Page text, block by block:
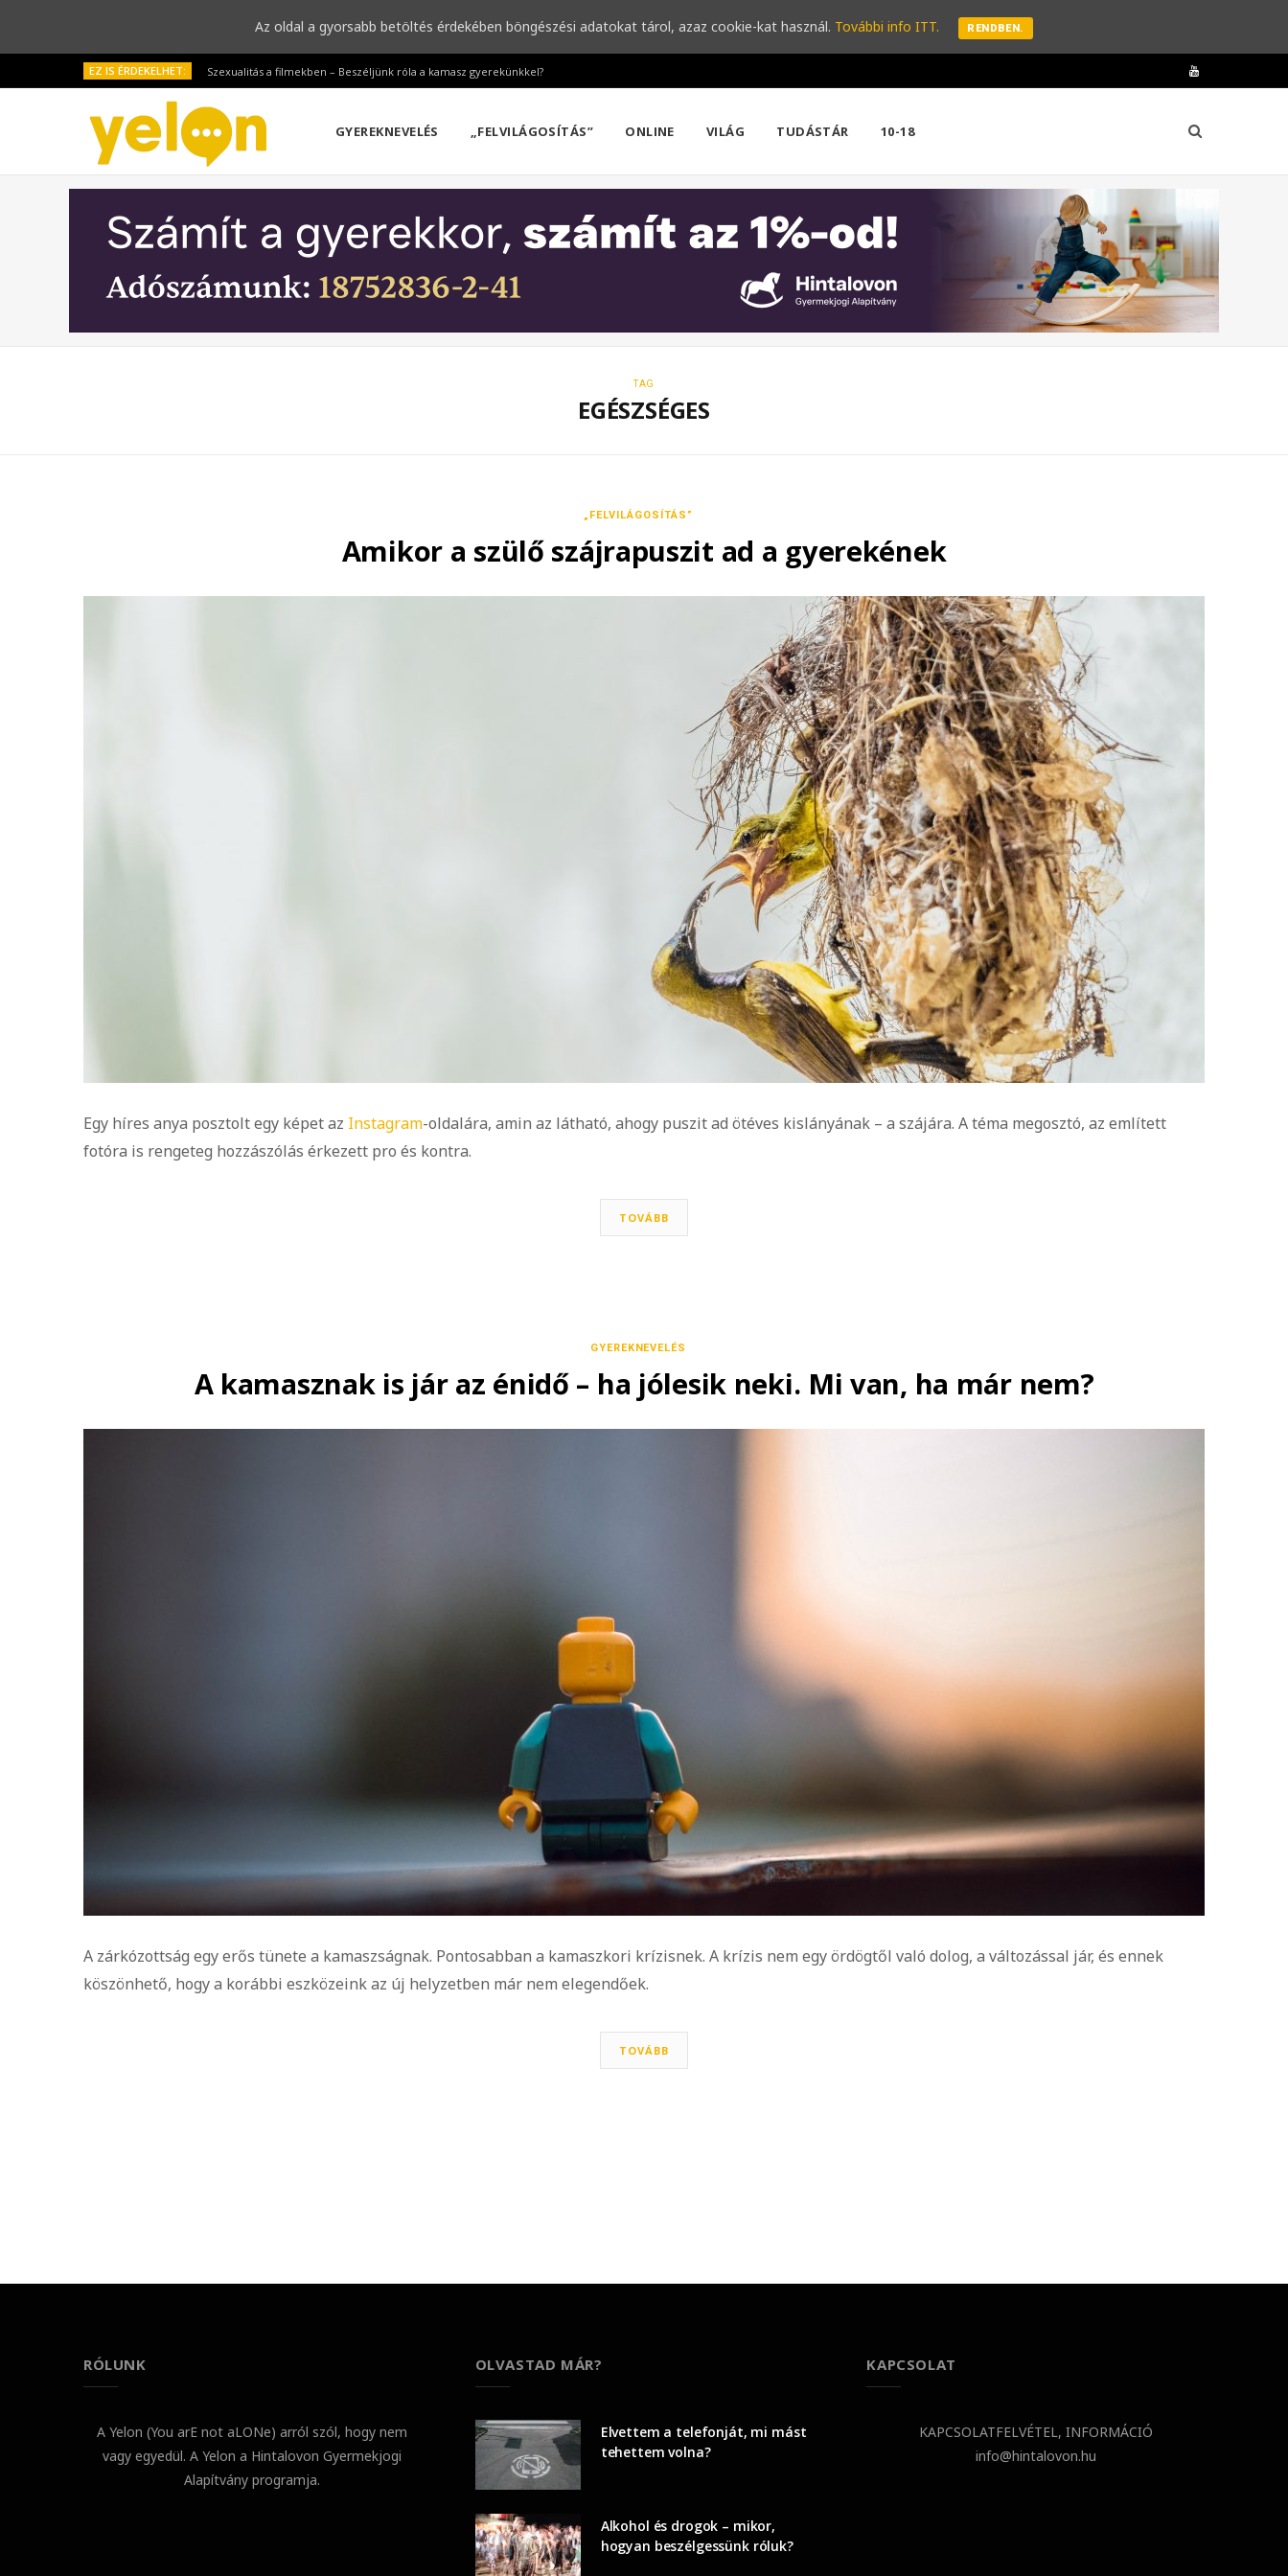
EZ IS ÉRDEKELHET: Szexualitás a filmekben – Beszéljünk róla a kamasz gyerekünkkel? Y
u
T
b
e
GYEREKNEVELÉS „FELVILÁGOSÍTÁS” ONLINE VILÁG TUDÁSTÁR 10-18
TAG
EGÉSZSÉGES
„FELVILÁGOSÍTÁS”
Amikor a szülő szájrapuszit ad a gyerekének
Egy híres anya posztolt egy képet az Instagram-oldalára, amin az látható, ahogy puszit ad ötéves kislányának – a szájára. A téma megosztó, az említett
fotóra is rengeteg hozzászólás érkezett pro és kontra.
TOVÁBB
GYEREKNEVELÉS
A kamasznak is jár az énidő – ha jólesik neki. Mi van, ha már nem?
A zárkózottság egy erős tünete a kamaszságnak. Pontosabban a kamaszkori krízisnek. A krízis nem egy ördögtől való dolog, a változással jár, és ennek
köszönhető, hogy a korábbi eszközeink az új helyzetben már nem elegendőek.
TOVÁBB
RÓLUNK
A Yelon (You arE not aLONe) arról szól, hogy nem
vagy egyedül. A Yelon a Hintalovon Gyermekjogi
Alapítvány programja.
OLVASTAD MÁR?
Elvettem a telefonját, mi mást
tehettem volna?
Alkohol és drogok – mikor,
hogyan beszélgessünk róluk?
KAPCSOLAT
KAPCSOLATFELVÉTEL, INFORMÁCIÓ
info@hintalovon.hu
Az oldal a gyorsabb betöltés érdekében böngészési adatokat tárol, azaz cookie-kat használ. További info ITT. RENDBEN.